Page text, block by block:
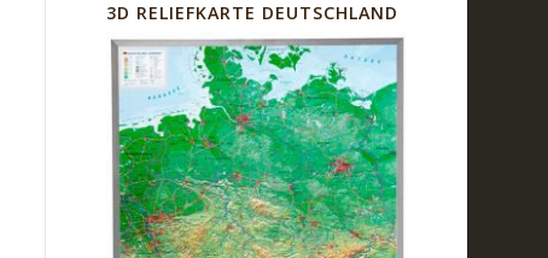
3D RELIEFKARTE DEUTSCHLAND